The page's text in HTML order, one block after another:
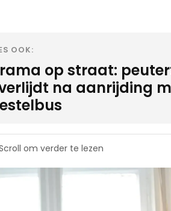
OOK:
op straat:
na aanrijding
om verder te lezen